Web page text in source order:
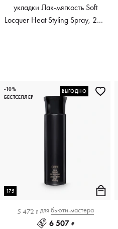
укладки Лак-мягкость Soft
Locquer Heat Styling Spray, 200
175
ВЫГОДНО
5 472 ₽ для бьюти-мастера
6 507 ₽
-10%
БЕСТСЕЛЛЕР